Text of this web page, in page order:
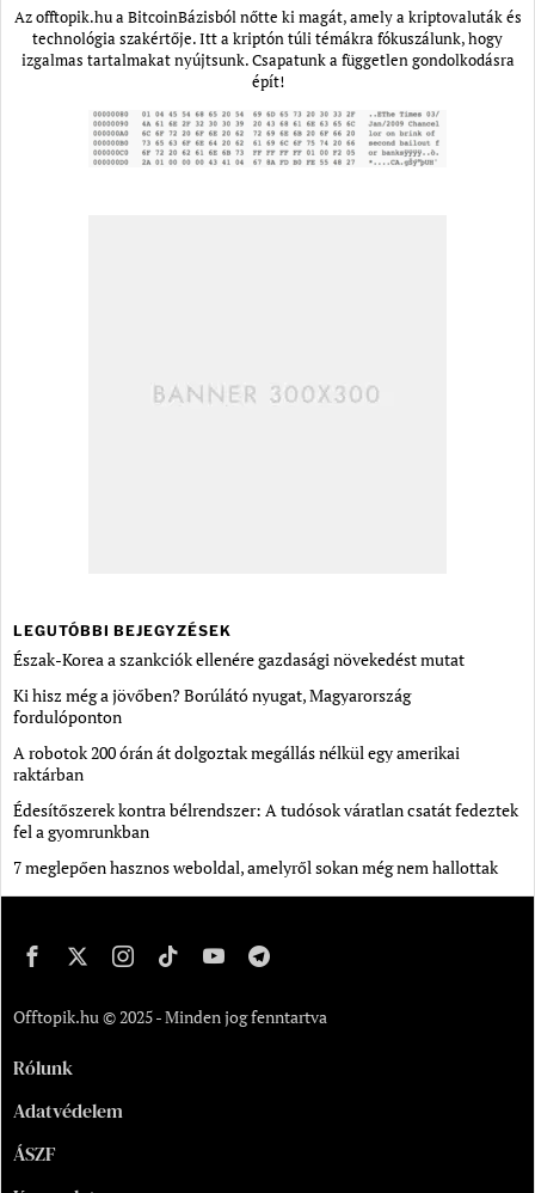
Az offtopik.hu a BitcoinBázisból nőtte ki magát, amely a kriptovaluták és
technológia szakértője. Itt a kriptón túli témákra fókuszálunk, hogy
izgalmas tartalmakat nyújtsunk. Csapatunk a független gondolkodásra
épít!
LEGUTÓBBI BEJEGYZÉSEK
Észak-Korea a szankciók ellenére gazdasági növekedést mutat
Ki hisz még a jövőben? Borúlátó nyugat, Magyarország
fordulóponton
A robotok 200 órán át dolgoztak megállás nélkül egy amerikai
raktárban
Édesítőszerek kontra bélrendszer: A tudósok váratlan csatát fedeztek
fel a gyomrunkban
7 meglepően hasznos weboldal, amelyről sokan még nem hallottak
Offtopik.hu © 2025 - Minden jog fenntartva
Rólunk
Adatvédelem
ÁSZF